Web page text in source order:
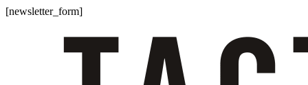
[newsletter_form]